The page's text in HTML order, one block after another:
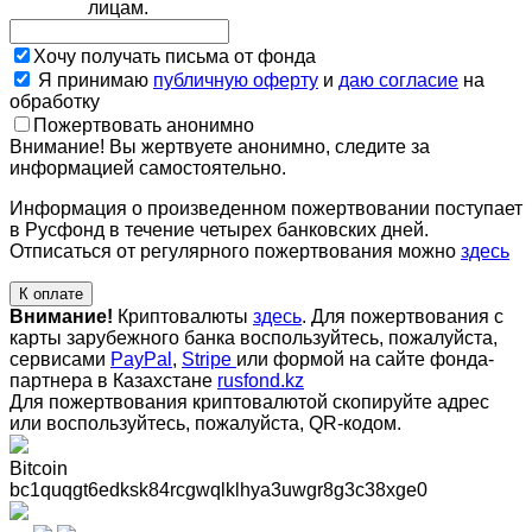
лицам.
Хочу получать письма от фонда
Я принимаю публичную оферту и даю согласие на
обработку
Пожертвовать анонимно
Внимание! Вы жертвуете анонимно, следите за
информацией самостоятельно.
Информация о произведенном пожертвовании поступает
в Русфонд в течение четырех банковских дней.
Отписаться от регулярного пожертвования можно здесь
К оплате
Внимание! Криптовалюты здесь. Для пожертвования с
карты зарубежного банка воспользуйтесь, пожалуйста,
сервисами PayPal , Stripe или формой на сайте фонда-
партнера в Казахстане rusfond.kz
Для пожертвования криптовалютой скопируйте адрес
или воспользуйтесь, пожалуйста, QR-кодом.
Bitcoin
bc1quqgt6edksk84rcgwqlklhya3uwgr8g3c38xge0